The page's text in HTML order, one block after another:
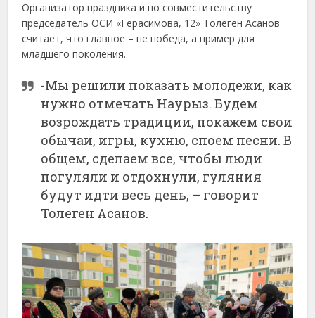
Организатор праздника и по совместительству
председатель ОСИ «Герасимова, 12» Толеген Асанов
считает, что главное – не победа, а пример для
младшего поколения.
-Мы решили показать молодежи, как
нужно отмечать Наурыз. Будем
возрождать традиции, покажем свои
обычаи, игры, кухню, споем песни. В
общем, сделаем все, чтобы люди
погуляли и отдохнули, гуляния
будут идти весь день, – говорит
Толеген Асанов.